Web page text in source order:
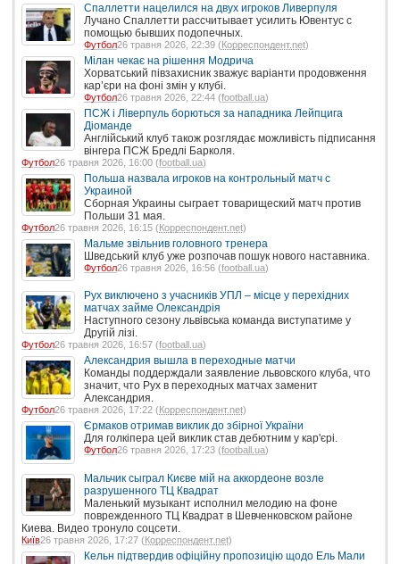
Спаллетти нацелился на двух игроков Ливерпуля
Лучано Спаллетти рассчитывает усилить Ювентус с
помощью бывших подопечных.
Футбол26 травня 2026, 22:39 (Корреспондент.net)
Мілан чекає на рішення Модрича
Хорватський півзахисник зважує варіанти продовження
кар’єри на фоні змін у клубі.
Футбол26 травня 2026, 22:44 (football.ua)
ПСЖ і Ліверпуль борються за нападника Лейпцига
Діоманде
Англійський клуб також розглядає можливість підписання
вінгера ПСЖ Бредлі Барколя.
Футбол26 травня 2026, 16:00 (football.ua)
Польша назвала игроков на контрольный матч с
Украиной
Сборная Украины сыграет товарищеский матч против
Польши 31 мая.
Футбол26 травня 2026, 16:15 (Корреспондент.net)
Мальме звільнив головного тренера
Шведський клуб уже розпочав пошук нового наставника.
Футбол26 травня 2026, 16:56 (football.ua)
Рух виключено з учасників УПЛ – місце у перехідних
матчах займе Олександрія
Наступного сезону львівська команда виступатиме у
Другій лізі.
Футбол26 травня 2026, 16:57 (football.ua)
Александрия вышла в переходные матчи
Команды поддерждали заявление львовского клуба, что
значит, что Рух в переходных матчах заменит
Александрия.
Футбол26 травня 2026, 17:22 ( Корреспондент.net)
Єрмаков отримав виклик до збірної України
Для голкіпера цей виклик став дебютним у кар'єрі.
Футбол26 травня 2026, 17:23 (football.ua)
Мальчик сыграл Києве мій на аккордеоне возле
разрушенного ТЦ Квадрат
Маленький музыкант исполнил мелодию на фоне
поврежденного ТЦ Квадрат в Шевченковском районе
Киева. Видео тронуло соцсети.
Київ26 травня 2026, 17:27 (Корреспондент.net)
Кельн підтвердив офіційну пропозицію щодо Ель Мали